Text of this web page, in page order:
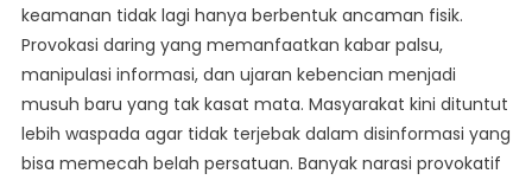
keamanan tidak lagi hanya berbentuk ancaman fisik.
Provokasi daring yang memanfaatkan kabar palsu,
manipulasi informasi, dan ujaran kebencian menjadi
musuh baru yang tak kasat mata. Masyarakat kini dituntut
lebih waspada agar tidak terjebak dalam disinformasi yang
bisa memecah belah persatuan. Banyak narasi provokatif